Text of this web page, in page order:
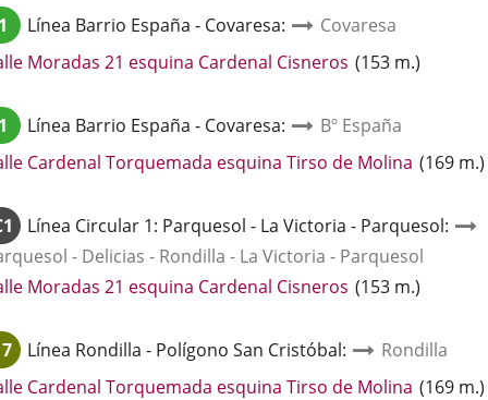
Línea Barrio España - Covaresa:
Covaresa
Moradas 21 esquina Cardenal Cisneros Enlace
aplicación
externa.
(153 m.)
Línea Barrio España - Covaresa:
Bº España
Cardenal Torquemada esquina Tirso de Molina Enlace
externa.
(169 m.)
Línea Circular 1: Parquesol - La Victoria - Parquesol:
- Delicias - Rondilla - La Victoria - Parquesol
Moradas 21 esquina Cardenal Cisneros Enlace
aplicación
externa.
(153 m.)
Línea Rondilla - Polígono San Cristóbal:
Rondilla
Cardenal Torquemada esquina Tirso de Molina Enlace
(169 m.)